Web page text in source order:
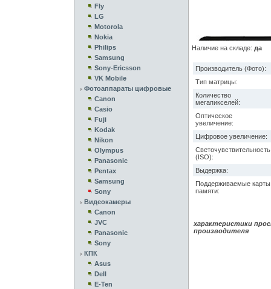
Fly
LG
Motorola
Nokia
Philips
Samsung
Sony-Ericsson
VK Mobile
Фотоаппараты цифровые
Canon
Casio
Fuji
Kodak
Nikon
Olympus
Panasonic
Pentax
Samsung
Sony
Видеокамеры
Canon
JVC
Panasonic
Sony
КПК
Asus
Dell
E-Ten
Наличие на складе: да
Производитель (Фото):
Тип матрицы:
Количество
мегапикселей:
Оптическое
увеличение:
Цифровое увеличение:
Светочувствительность
(ISO):
Выдержка:
Поддерживаемые карты
памяти:
характеристики
производителя